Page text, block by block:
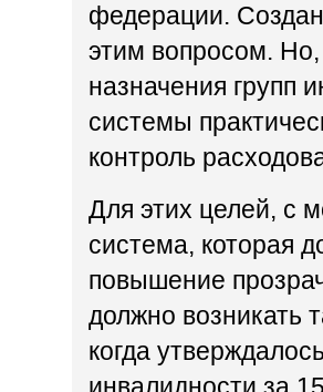
федерации.
этим вопросом.
назначения групп
системы
контроль
Для этих целей, с
система, которая
повышение
должно возникать
когда